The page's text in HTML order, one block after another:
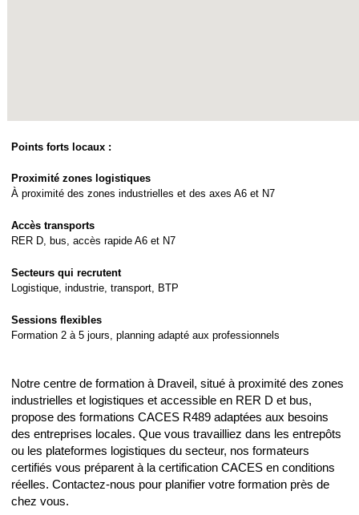
Points forts locaux :
Proximité zones logistiques
À proximité des zones industrielles et des axes A6 et N7
Accès transports
RER D, bus, accès rapide A6 et N7
Secteurs qui recrutent
Logistique, industrie, transport, BTP
Sessions flexibles
Formation 2 à 5 jours, planning adapté aux professionnels
Notre centre de formation à Draveil, situé à proximité des zones
industrielles et logistiques et accessible en RER D et bus,
propose des formations CACES R489 adaptées aux besoins
des entreprises locales. Que vous travailliez dans les entrepôts
ou les plateformes logistiques du secteur, nos formateurs
certifiés vous préparent à la certification CACES en conditions
réelles. Contactez-nous pour planifier votre formation près de
chez vous.